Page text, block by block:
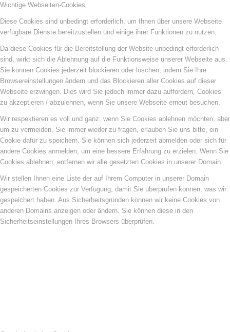
Wichtige Webseiten-Cookies
Diese Cookies sind unbedingt erforderlich, um Ihnen über unsere Webseite
verfügbare Dienste bereitzustellen und einige ihrer Funktionen zu nutzen.
Da diese Cookies für die Bereitstellung der Website unbedingt erforderlich
sind, wirkt sich die Ablehnung auf die Funktionsweise unserer Webseite aus.
Sie können Cookies jederzeit blockieren oder löschen, indem Sie Ihre
Browsereinstellungen ändern und das Blockieren aller Cookies auf dieser
Webseite erzwingen. Dies wird Sie jedoch immer dazu auffordern, Cookies
zu akzeptieren / abzulehnen, wenn Sie unsere Webseite erneut besuchen.
Wir respektieren es voll und ganz, wenn Sie Cookies ablehnen möchten, aber
um zu vermeiden, Sie immer wieder zu fragen, erlauben Sie uns bitte, ein
Cookie dafür zu speichern. Sie können sich jederzeit abmelden oder sich für
andere Cookies anmelden, um eine bessere Erfahrung zu erzielen. Wenn Sie
Cookies ablehnen, entfernen wir alle gesetzten Cookies in unserer Domain.
Wir stellen Ihnen eine Liste der auf Ihrem Computer in unserer Domain
gespeicherten Cookies zur Verfügung, damit Sie überprüfen können, was wir
gespeichert haben. Aus Sicherheitsgründen können wir keine Cookies von
anderen Domains anzeigen oder ändern. Sie können diese in den
Sicherheitseinstellungen Ihres Browsers überprüfen.